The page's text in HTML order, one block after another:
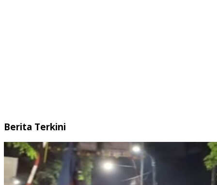
Berita Terkini